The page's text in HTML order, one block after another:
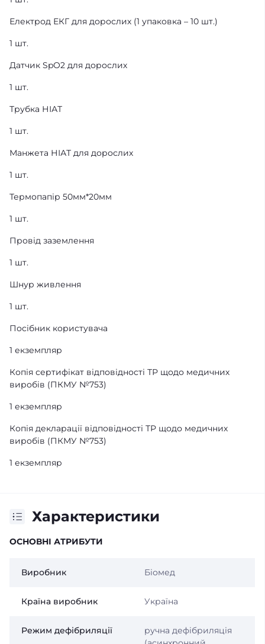
Електрод ЕКГ для дорослих (1 упаковка – 10 шт.)
1 шт.
Датчик SpO2 для дорослих
1 шт.
Трубка НІАТ
1 шт.
Манжета НІАТ для дорослих
1 шт.
Термопапір 50мм*20мм
1 шт.
Провід заземлення
1 шт.
Шнур живлення
1 шт.
Посібник користувача
1 екземпляр
Копія сертифікат відповідності ТР щодо медичних
виробів (ПКМУ №753)
1 екземпляр
Копія декларації відповідності ТР щодо медичних
виробів (ПКМУ №753)
1 екземпляр
Характеристики
ОСНОВНІ АТРИБУТИ
Виробник Біомед
Країна виробник Україна
Режим дефібриляції
ручна дефібриляція